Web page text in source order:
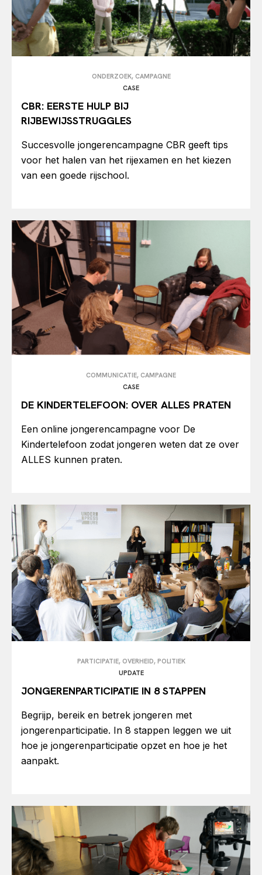
ONDERZOEK, CAMPAGNE
CASE
CBR: EERSTE HULP BIJ
RIJBEWIJSSTRUGGLES
Succesvolle jongerencampagne CBR geeft tips
voor het halen van het rijexamen en het kiezen
van een goede rijschool.
COMMUNICATIE, CAMPAGNE
CASE
DE KINDERTELEFOON: OVER ALLES PRATEN
Een online jongerencampagne voor De
Kindertelefoon zodat jongeren weten dat ze over
ALLES kunnen praten.
PARTICIPATIE, OVERHEID, POLITIEK
UPDATE
JONGERENPARTICIPATIE IN 8 STAPPEN
Begrijp, bereik en betrek jongeren met
jongerenparticipatie. In 8 stappen leggen we uit
hoe je jongerenparticipatie opzet en hoe je het
aanpakt.